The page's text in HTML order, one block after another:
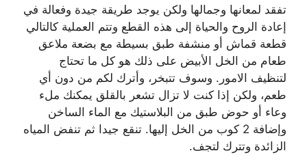
تفقد لمعانها وجمالها ولكن يوجد طريقة جيدة وفعالة في
إعادة الروح والحياة إلى هذه القطع وتتم العملية كالتالي
قطعة قماش أو منشفة طبق بسيطة مع بضعة ملاعق
طعام من الخل الأبيض على ذلك هو كل ما تحتاج
لتنظيف الامور. وسوف تتبخر، وأترك لكم من دون أي
طعم، ولكن إذا كنت لا تزال تشعر بالقلق يمكنك ملء
وعاء أو حوض طبق من البلاستيك مع الماء الساخن
وإضافة 2 كوب من الخل إليها. تنقع جيدا ثم تنفض المياه
الزائدة وتترك لتجف.